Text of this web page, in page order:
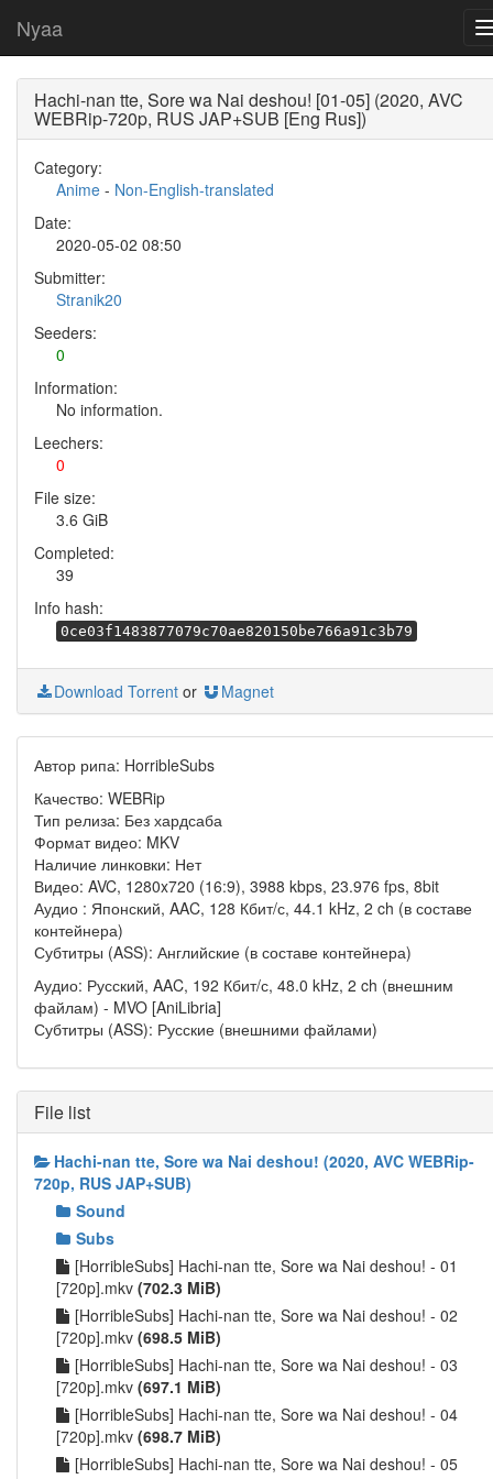
Nyaa
Hachi-nan tte, Sore wa Nai deshou! [01-05] (2020, AVC
WEBRip-720p, RUS JAP+SUB [Eng Rus])
Category:
Anime - Non-English-translated
Date:
2020-05-02 08:50
Submitter:
Stranik20
Seeders:
0
Information:
No information.
Leechers:
0
File size:
3.6 GiB
Completed:
39
Info hash:
0ce03f1483877079c70ae820150be766a91c3b79
Download Torrent or Magnet
Автор рипа: HorribleSubs
Качество: WEBRip
Тип релиза: Без хардсаба
Формат видео: MKV
Наличие линковки: Нет
Видео: AVC, 1280x720 (16:9), 3988 kbps, 23.976 fps, 8bit
Аудио : Японский, AAC, 128 Кбит/с, 44.1 kHz, 2 ch (в составе
контейнера)
Субтитры (ASS): Английские (в составе контейнера)
Аудио: Русский, AAC, 192 Кбит/с, 48.0 kHz, 2 ch (внешним
файлам) - MVO [AniLibria]
Субтитры (ASS): Русские (внешними файлами)
File list
Hachi-nan tte, Sore wa Nai deshou! (2020, AVC WEBRip-
720p, RUS JAP+SUB)
Sound
Subs
[HorribleSubs] Hachi-nan tte, Sore wa Nai deshou! - 01
[720p].mkv (702.3 MiB)
[HorribleSubs] Hachi-nan tte, Sore wa Nai deshou! - 02
[720p].mkv (698.5 MiB)
[HorribleSubs] Hachi-nan tte, Sore wa Nai deshou! - 03
[720p].mkv (697.1 MiB)
[HorribleSubs] Hachi-nan tte, Sore wa Nai deshou! - 04
[720p].mkv (698.7 MiB)
[HorribleSubs] Hachi-nan tte, Sore wa Nai deshou! - 05